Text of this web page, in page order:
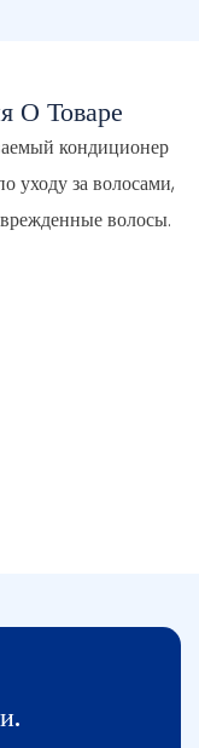
О Товаре
кондиционер
уходу за волосами,
волосы.